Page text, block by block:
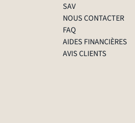
SAV
NOUS CONTACTER
FAQ
AIDES FINANCIÈRES
AVIS CLIENTS